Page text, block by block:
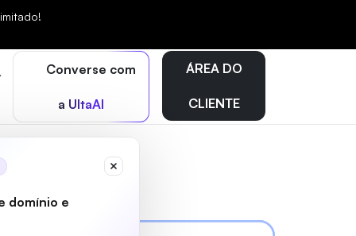
Converse com
a UltaAI
domínio e
ÁREA DO
CLIENTE